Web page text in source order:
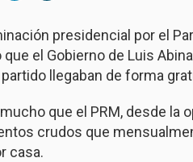
presidencial por el
el Gobierno de Luis
llegaban de forma
que el PRM, desde la
crudos que
casa.